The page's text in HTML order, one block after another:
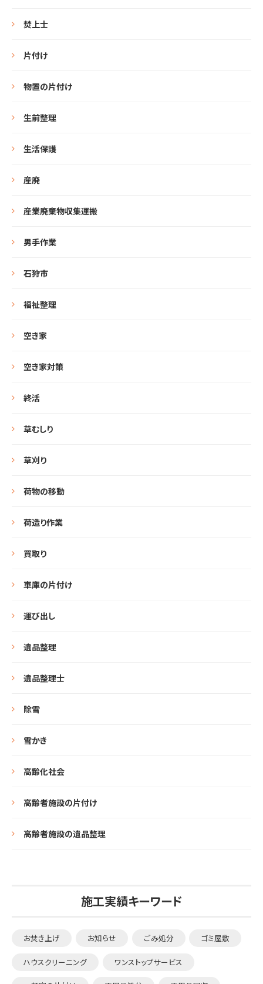
焚上士
片付け
物置の片付け
生前整理
生活保護
産廃
産業廃棄物収集運搬
男手作業
石狩市
福祉整理
空き家
空き家対策
終活
草むしり
草刈り
荷物の移動
荷造り作業
買取り
車庫の片付け
運び出し
遺品整理
遺品整理士
除雪
雪かき
高齢化社会
高齢者施設の片付け
高齢者施設の遺品整理
施工実績キーワード
お焚き上げ お知らせ ごみ処分 ゴミ屋敷
ハウスクリーニング ワンストップサービス